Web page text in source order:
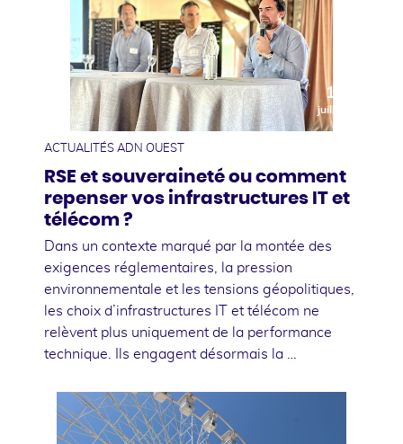
10
juillet
ACTUALITÉS ADN OUEST
RSE et souveraineté ou comment
repenser vos infrastructures IT et
télécom ?
Dans un contexte marqué par la montée des
exigences réglementaires, la pression
environnementale et les tensions géopolitiques,
les choix d’infrastructures IT et télécom ne
relèvent plus uniquement de la performance
technique. Ils engagent désormais la …